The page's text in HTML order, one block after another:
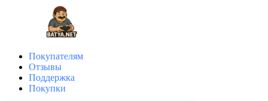
Покупателям
Отзывы
Поддержка
Покупки